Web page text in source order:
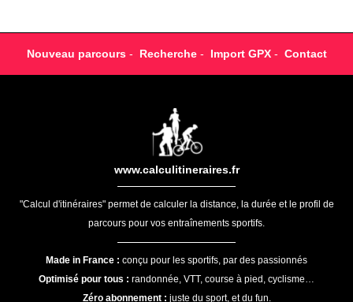
Nouveau parcours- Recherche- Import GPX- Contact
www.calculitineraires.fr
"Calcul d'itinéraires" permet de calculer la distance, la durée et le profil de
parcours pour vos entraînements sportifs.
Made in France : conçu pour les sportifs, par des passionnés
Optimisé pour tous : randonnée, VTT, course à pied, cyclisme…
Zéro abonnement : juste du sport, et du fun.